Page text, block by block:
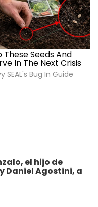
el hijo de
Daniel Agostini, a